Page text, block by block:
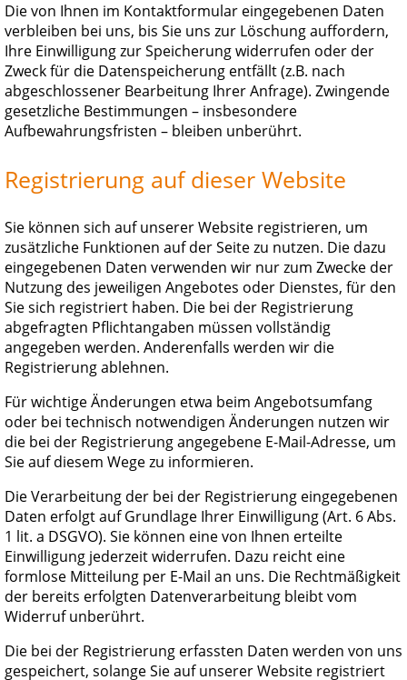
Die von Ihnen im Kontaktformular eingegebenen Daten
verbleiben bei uns, bis Sie uns zur Löschung auffordern,
Ihre Einwilligung zur Speicherung widerrufen oder der
Zweck für die Datenspeicherung entfällt (z.B. nach
abgeschlossener Bearbeitung Ihrer Anfrage). Zwingende
gesetzliche Bestimmungen – insbesondere
Aufbewahrungsfristen – bleiben unberührt.
Registrierung auf dieser Website
Sie können sich auf unserer Website registrieren, um
zusätzliche Funktionen auf der Seite zu nutzen. Die dazu
eingegebenen Daten verwenden wir nur zum Zwecke der
Nutzung des jeweiligen Angebotes oder Dienstes, für den
Sie sich registriert haben. Die bei der Registrierung
abgefragten Pflichtangaben müssen vollständig
angegeben werden. Anderenfalls werden wir die
Registrierung ablehnen.
Für wichtige Änderungen etwa beim Angebotsumfang
oder bei technisch notwendigen Änderungen nutzen wir
die bei der Registrierung angegebene E-Mail-Adresse, um
Sie auf diesem Wege zu informieren.
Die Verarbeitung der bei der Registrierung eingegebenen
Daten erfolgt auf Grundlage Ihrer Einwilligung (Art. 6 Abs.
1 lit. a DSGVO). Sie können eine von Ihnen erteilte
Einwilligung jederzeit widerrufen. Dazu reicht eine
formlose Mitteilung per E-Mail an uns. Die Rechtmäßigkeit
der bereits erfolgten Datenverarbeitung bleibt vom
Widerruf unberührt.
Die bei der Registrierung erfassten Daten werden von uns
gespeichert, solange Sie auf unserer Website registriert